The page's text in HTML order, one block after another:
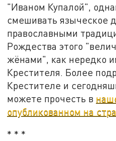
"Иваном Купалой",
смешивать языческое
православными
Рождества этого
жёнами", как нередко
Крестителя. Более
Крестителе и
можете прочесть в
опубликованном на
* * *